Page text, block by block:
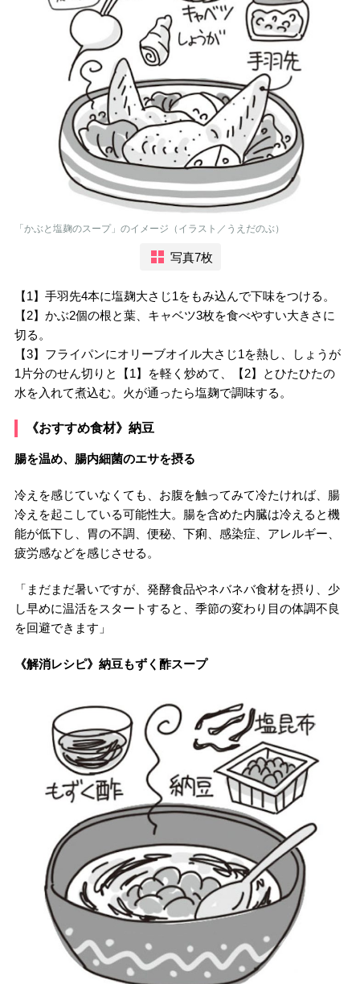
「かぶと塩麹のスープ」のイメージ（イラスト／うえだのぶ）
写真7枚
【1】手羽先4本に塩麹大さじ1をもみ込んで下味をつける。
【2】かぶ2個の根と葉、キャベツ3枚を食べやすい大きさに
切る。
【3】フライパンにオリーブオイル大さじ1を熱し、しょうが
1片分のせん切りと【1】を軽く炒めて、【2】とひたひたの
水を入れて煮込む。火が通ったら塩麹で調味する。
《おすすめ食材》納豆
腸を温め、腸内細菌のエサを摂る
冷えを感じていなくても、お腹を触ってみて冷たければ、腸
冷えを起こしている可能性大。腸を含めた内臓は冷えると機
能が低下し、胃の不調、便秘、下痢、感染症、アレルギー、
疲労感などを感じさせる。
「まだまだ暑いですが、発酵食品やネバネバ食材を摂り、少
し早めに温活をスタートすると、季節の変わり目の体調不良
を回避できます」
《解消レシピ》納豆もずく酢スープ